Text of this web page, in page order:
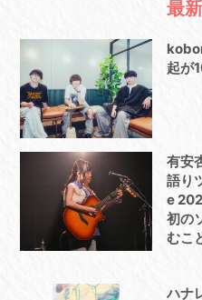
最
起が
有安
語り
e
初の
むこ
ハナ